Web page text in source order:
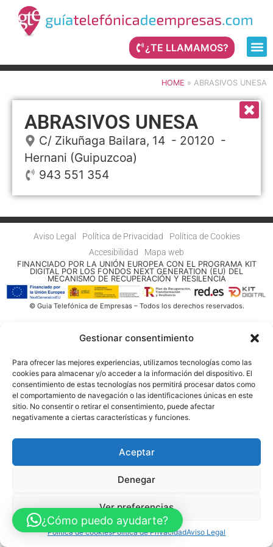
Gestionar consentimiento
Para ofrecer las mejores experiencias, utilizamos tecnologías como las
cookies para almacenar y/o acceder a la información del dispositivo. El
consentimiento de estas tecnologías nos permitirá procesar datos como
el comportamiento de navegación o las identificaciones únicas en este
sitio. No consentir o retirar el consentimiento, puede afectar
negativamente a ciertas características y funciones.
Aceptar
Denegar
Ver preferencias
Política de cookiesPolítica de PrivacidadAviso Legal
¿TE LLAMAMOS?
HOME » ABRASIVOS UNESA
ABRASIVOS UNESA
C/ Zikuñaga Bailara, 14 - 20120 -
Hernani (Guipuzcoa)
943 551 354
Aviso Legal Política de Privacidad
Política de Cookies
Accesibilidad
Mapa web
FINANCIADO POR LA UNIÓN EUROPEA CON EL PROGRAMA KIT
DIGITAL POR LOS FONDOS NEXT GENERATION (EU) DEL
MECANISMO DE RECUPERACIÓN Y RESILENCIA
© Guia Telefónica de Empresas – Todos los derechos reservados.
¿Cómo puedo ayudarte?